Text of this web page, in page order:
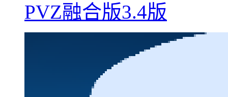
PVZ融合版3.4版